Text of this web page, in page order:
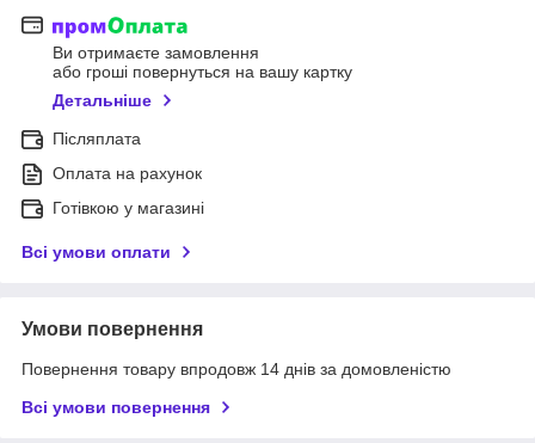
Ви отримаєте замовлення
або гроші повернуться на вашу картку
Детальніше
Післяплата
Оплата на рахунок
Готівкою у магазині
Всі умови оплати
Умови повернення
Повернення товару впродовж 14 днів за домовленістю
Всі умови повернення